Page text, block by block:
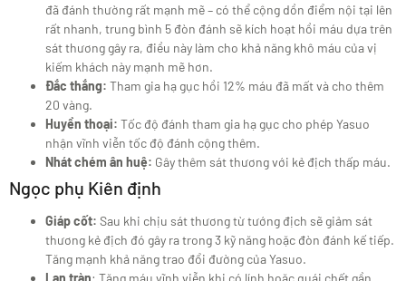
đã đánh thường rất mạnh mẽ – có thể cộng dồn điểm nội tại lên
rất nhanh, trung bình 5 đòn đánh sẽ kích hoạt hồi máu dựa trên
sát thương gây ra, điều này làm cho khả năng khô máu của vị
kiếm khách này mạnh mẽ hơn.
Đắc thắng: Tham gia hạ gục hồi 12% máu đã mất và cho thêm
20 vàng.
Huyền thoại: Tốc độ đánh tham gia hạ gục cho phép Yasuo
nhận vĩnh viễn tốc độ đánh cộng thêm.
Nhát chém ân huệ: Gây thêm sát thương với kẻ địch thấp máu.
Ngọc phụ Kiên định
Giáp cốt: Sau khi chịu sát thương từ tướng địch sẽ giảm sát
thương kẻ địch đó gây ra trong 3 kỹ năng hoặc đòn đánh kế tiếp.
Tăng mạnh khả năng trao đổi đường của Yasuo.
Lan tràn: Tăng máu vĩnh viễn khi có lính hoặc quái chết gần